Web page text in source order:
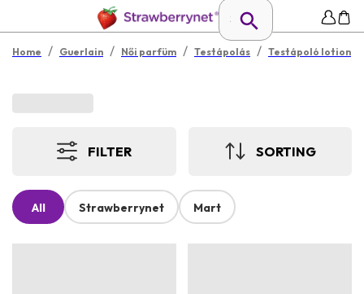
Home / Guerlain / Női parfüm / Testápolás / Testápoló lotion
FILTER SORTING
All Strawberrynet Mart